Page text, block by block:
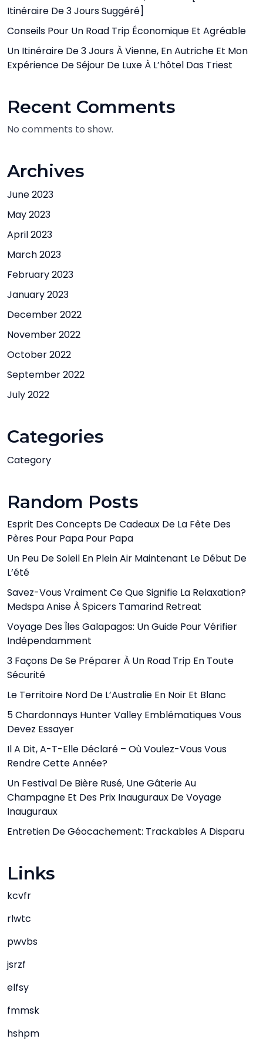
Itinéraire De 3 Jours Suggéré]
Conseils Pour Un Road Trip Économique Et Agréable
Un Itinéraire De 3 Jours À Vienne, En Autriche Et Mon
Expérience De Séjour De Luxe À L’hôtel Das Triest
Recent Comments
No comments to show.
Archives
June 2023
May 2023
April 2023
March 2023
February 2023
January 2023
December 2022
November 2022
October 2022
September 2022
July 2022
Categories
Category
Random Posts
Esprit Des Concepts De Cadeaux De La Fête Des
Pères Pour Papa Pour Papa
Un Peu De Soleil En Plein Air Maintenant Le Début De
L’été
Savez-Vous Vraiment Ce Que Signifie La Relaxation?
Medspa Anise À Spicers Tamarind Retreat
Voyage Des Îles Galapagos: Un Guide Pour Vérifier
Indépendamment
3 Façons De Se Préparer À Un Road Trip En Toute
Sécurité
Le Territoire Nord De L’Australie En Noir Et Blanc
5 Chardonnays Hunter Valley Emblématiques Vous
Devez Essayer
Il A Dit, A-T-Elle Déclaré – Où Voulez-Vous Vous
Rendre Cette Année?
Un Festival De Bière Rusé, Une Gâterie Au
Champagne Et Des Prix Inauguraux De Voyage
Inauguraux
Entretien De Géocachement: Trackables A Disparu
Links
kcvfr
rlwtc
pwvbs
jsrzf
elfsy
fmmsk
hshpm